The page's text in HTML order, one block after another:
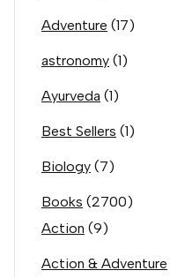
Adventure (17)
astronomy (1)
Ayurveda (1)
Best Sellers (1)
Biology (7)
Books (2700)
Action (9)
Action & Adventure